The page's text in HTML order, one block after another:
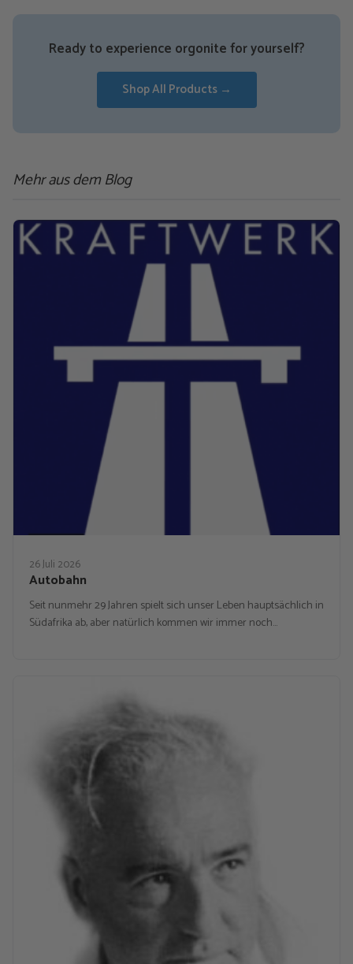
Ready to experience orgonite for yourself?
Shop All Products →
Mehr aus dem Blog
26 Juli 2026
Autobahn
Seit nunmehr 29 Jahren spielt sich unser Leben hauptsächlich in
Südafrika ab, aber natürlich kommen wir immer noch…